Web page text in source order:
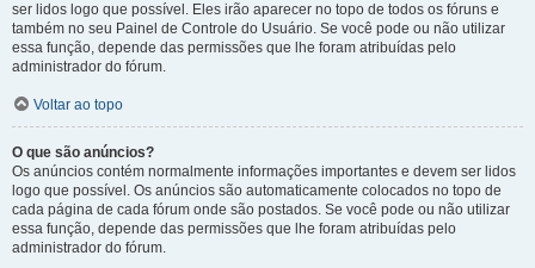
ser lidos logo que possível. Eles irão aparecer no topo de todos os fóruns e
também no seu Painel de Controle do Usuário. Se você pode ou não utilizar
essa função, depende das permissões que lhe foram atribuídas pelo
administrador do fórum.
Voltar ao topo
O que são anúncios?
Os anúncios contém normalmente informações importantes e devem ser lidos
logo que possível. Os anúncios são automaticamente colocados no topo de
cada página de cada fórum onde são postados. Se você pode ou não utilizar
essa função, depende das permissões que lhe foram atribuídas pelo
administrador do fórum.